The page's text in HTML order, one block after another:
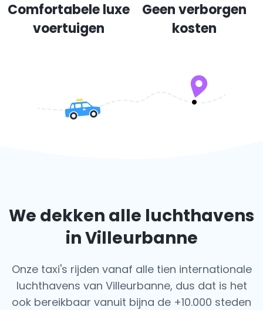
Comfortabele luxe
voertuigen
Geen verborgen
kosten
We dekken alle luchthavens
in Villeurbanne
Onze taxi's rijden vanaf alle tien internationale
luchthavens van Villeurbanne, dus dat is het
ook bereikbaar vanuit bijna de +10.000 steden